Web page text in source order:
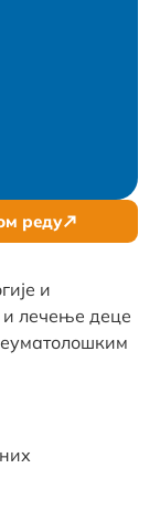
реду
и
и лечење деце